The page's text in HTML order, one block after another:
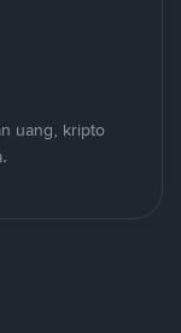
uang, kripto